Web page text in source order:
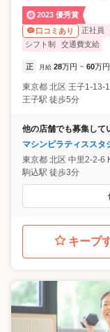
2023 優秀賞
口コミあり
正社員
シフト制
交通費支給
正 月給 28万円 ~ 60万円
東京都 北区 王子1-13-
王子駅 徒歩5分
他の店舗でも募集して
マシンピラティススタ
東京都 北区 中里2-2-6
駒込駅 徒歩3分
キープ